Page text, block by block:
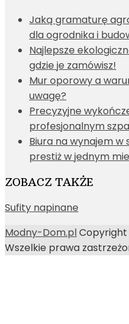
Jaką gramaturę
dla ogrodnika i
Najlepsze
gdzie je zamówisz!
Mur oporowy a
uwagę?
Precyzyjne
profesjonalnym
Biura na wynajem w
prestiż w jednym
ZOBACZ TAKŻE
Sufity napinane
Modny-Dom.plCopyright
Wszelkie prawa